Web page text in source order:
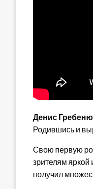
Денис
Родившись и
Свою первую
зрителям яркой
получил